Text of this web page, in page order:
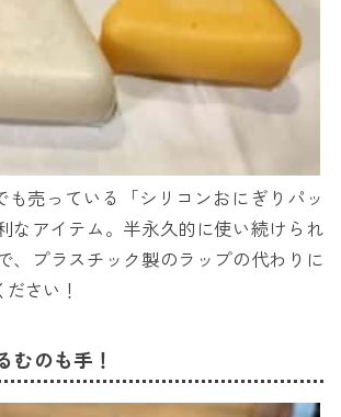
も売っている「シリコンおにぎりパッ
なアイテム。半永久的に使い続けられ
、プラスチック製のラップの代わりに
さい！
むのも手！